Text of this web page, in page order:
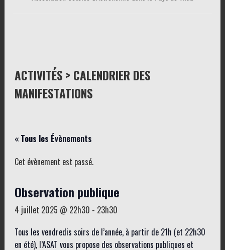
ACTIVITÉS > CALENDRIER DES
MANIFESTATIONS
« Tous les Évènements
Cet évènement est passé.
Observation publique
4 juillet 2025 @ 22h30 - 23h30
Tous les vendredis soirs de l’année, à partir de 21h (et 22h30
en été), l’ASAT vous propose des observations publiques et